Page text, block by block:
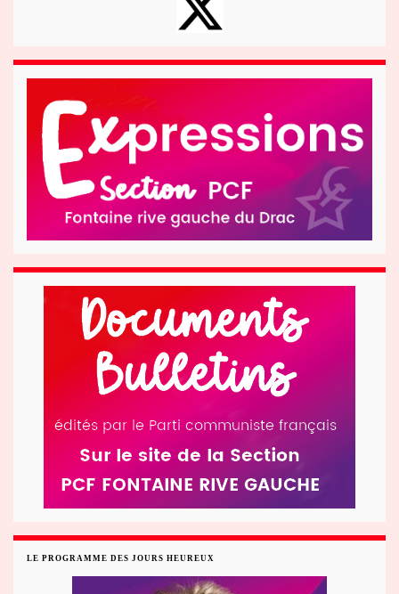
LE PROGRAMME DES JOURS HEUREUX